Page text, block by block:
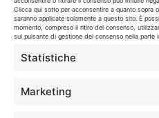
Clicca qui sotto per acconsentire a quanto sopra
saranno applicate solamente a questo sito. È
momento, compreso il ritiro del consenso,
sul pulsante di gestione del consenso nella parte
Statistiche
Marketing
Casa